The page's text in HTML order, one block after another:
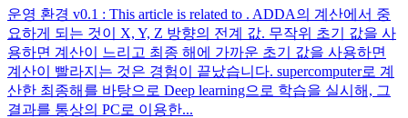
운영 환경 v0.1 : This article is related to . ADDA의 계산에서 중
요하게 되는 것이 X, Y, Z 방향의 전계 값. 무작위 초기 값을 사
용하면 계산이 느리고 최종 해에 가까운 초기 값을 사용하면
계산이 빨라지는 것은 경험이 끝났습니다. supercomputer로 계
산한 최종해를 바탕으로 Deep learning으로 학습을 실시해, 그
결과를 통상의 PC로 이용한...